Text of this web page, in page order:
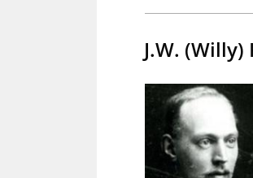
tonen/verbergen
J.W. (Willy)